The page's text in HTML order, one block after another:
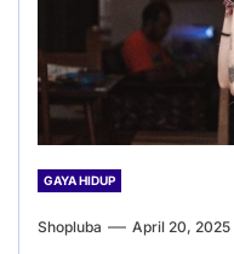
GAYA HIDUP
Shopluba April 20, 2025